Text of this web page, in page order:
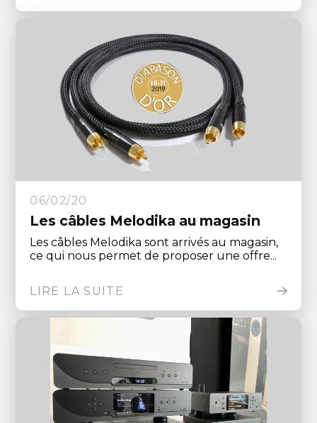
06/02/20
Les câbles Melodika au magasin
Les câbles Melodika sont arrivés au magasin,
ce qui nous permet de proposer une offre...
LIRE LA SUITE